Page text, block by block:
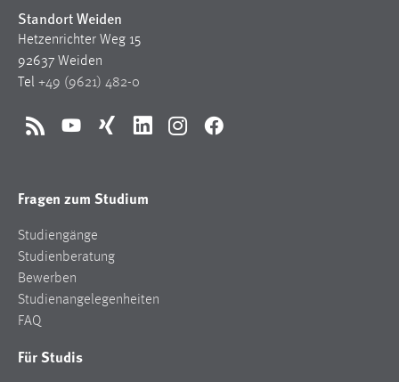
Standort Weiden
Hetzenrichter Weg 15
92637 Weiden
Tel +49 (9621) 482-0
RSS YouTubeXing LinkedInInstagramFacebook
Fragen zum Studium
Studiengänge
Studienberatung
Bewerben
Studienangelegenheiten
FAQ
Für Studis